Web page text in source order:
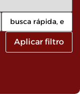
Aplicar filtro